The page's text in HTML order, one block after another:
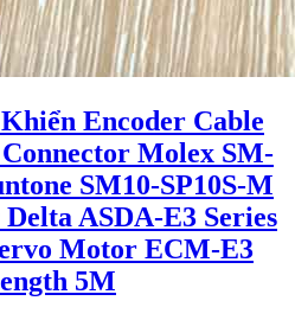
Encoder Cable
Molex SM-
SM10-SP10S-M
ASDA-E3 Series
Motor ECM-E3
5M